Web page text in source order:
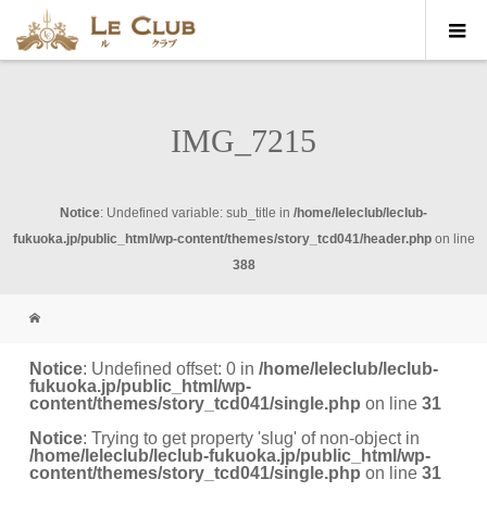
IMG_7215
Notice: Undefined variable: sub_title in /home/leleclub/leclub-
fukuoka.jp/public_html/wp-content/themes/story_tcd041/header.phpon line
388
Notice: Undefined offset: 0 in/home/leleclub/leclub-
fukuoka.jp/public_html/wp-
content/themes/story_tcd041/single.php on line31
Notice: Trying to get property 'slug' of non-object in
/home/leleclub/leclub-fukuoka.jp/public_html/wp-
content/themes/story_tcd041/single.php on line31